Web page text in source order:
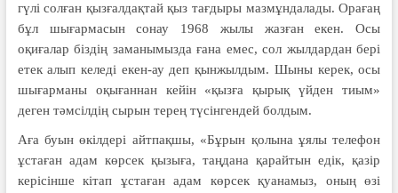
гүлі солған қызғалдақтай қыз тағдыры мазмұндалады. Орағаң
бұл шығармасын сонау 1968 жылы жазған екен. Осы
оқиғалар біздің заманымызда ғана емес, сол жылдардан бері
етек алып келеді екен-ау деп қынжылдым. Шыны керек, осы
шығарманы оқығаннан кейін «қызға қырық үйден тиым»
деген тәмсілдің сырын терең түсінгендей болдым.
Аға буын өкілдері айтпақшы, «Бұрын қолына ұялы телефон
ұстаған адам көрсек қызыға, таңдана қарайтын едік, қазір
керісінше кітап ұстаған адам көрсек қуанамыз, оның өзі